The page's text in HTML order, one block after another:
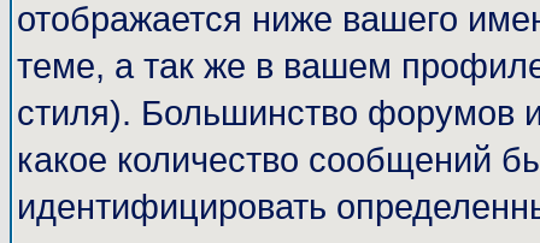
отображается ниже вашего
теме, а так же в вашем
стиля). Большинство форумов
какое количество сообщений
идентифицировать